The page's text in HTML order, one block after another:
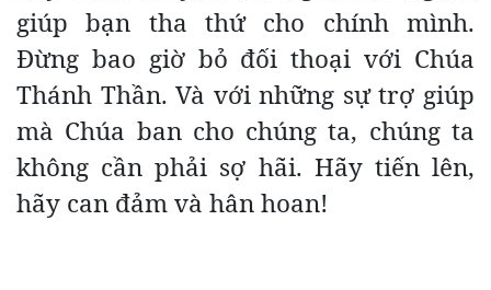
giúp bạn tha thứ cho chính mình.
Đừng bao giờ bỏ đối thoại với Chúa
Thánh Thần. Và với những sự trợ giúp
mà Chúa ban cho chúng ta, chúng ta
không cần phải sợ hãi. Hãy tiến lên,
hãy can đảm và hân hoan!